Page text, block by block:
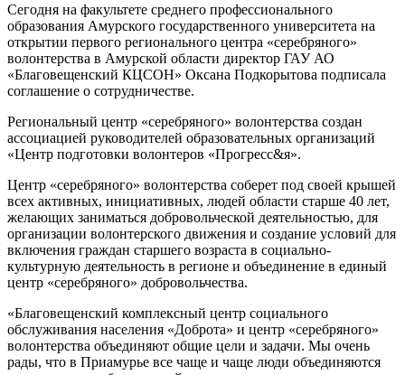
Сегодня на факультете среднего профессионального
образования Амурского государственного университета на
открытии первого регионального центра «серебряного»
волонтерства в Амурской области директор ГАУ АО
«Благовещенский КЦСОН» Оксана Подкорытова подписала
соглашение о сотрудничестве.
Региональный центр «серебряного» волонтерства создан
ассоциацией руководителей образовательных организаций
«Центр подготовки волонтеров «Прогресс&я».
Центр «серебряного» волонтерства соберет под своей крышей
всех активных, инициативных, людей области старше 40 лет,
желающих заниматься добровольческой деятельностью, для
организации волонтерского движения и создание условий для
включения граждан старшего возраста в социально-
культурную деятельность в регионе и объединение в единый
центр «серебряного» добровольчества.
«Благовещенский комплексный центр социального
обслуживания населения «Доброта» и центр «серебряного»
волонтерства объединяют общие цели и задачи. Мы очень
рады, что в Приамурье все чаще и чаще люди объединяются